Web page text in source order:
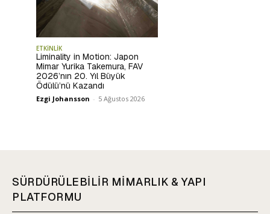
ETKİNLİK
Liminality in Motion: Japon
Mimar Yurika Takemura, FAV
2026’nın 20. Yıl Büyük
Ödülü’nü Kazandı
Ezgi Johansson - 5 Ağustos 2026
SÜRDÜRÜLEBİLİR MİMARLIK & YAPI
PLATFORMU